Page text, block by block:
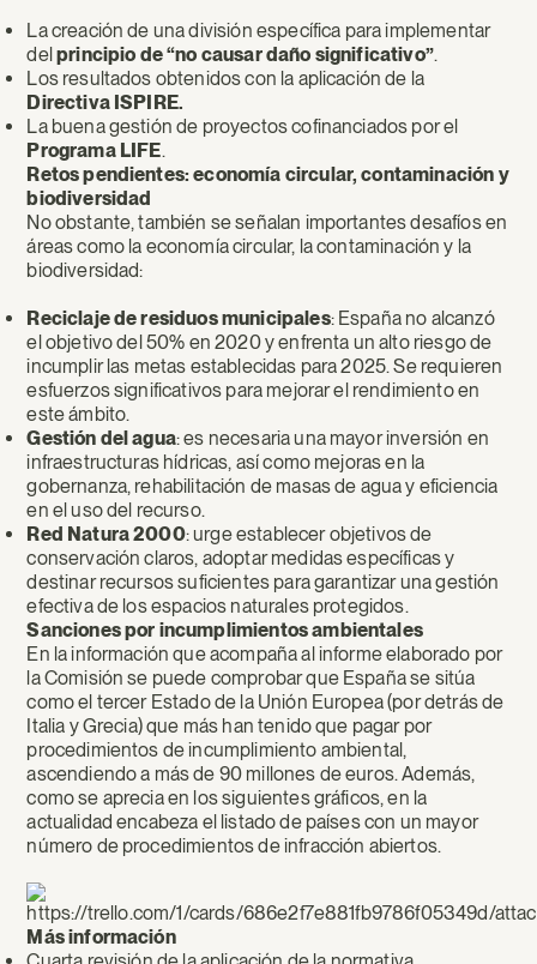
La creación de una división específica para implementar
delprincipio de “no causar daño significativo”.
Los resultados obtenidos con la aplicación de la
Directiva ISPIRE.
La buena gestión de proyectos cofinanciados por el
Programa LIFE.
Retos pendientes: economía circular, contaminación y
biodiversidad
No obstante, también se señalan importantes desafíos en
áreas como la economía circular, la contaminación y la
biodiversidad:
Reciclaje de residuos municipales: España no alcanzó
el objetivo del 50% en 2020 y enfrenta un alto riesgo de
incumplir las metas establecidas para 2025. Se requieren
esfuerzos significativos para mejorar el rendimiento en
este ámbito.
Gestión del agua: es necesaria una mayor inversión en
infraestructuras hídricas, así como mejoras en la
gobernanza, rehabilitación de masas de agua y eficiencia
en el uso del recurso.
Red Natura 2000: urge establecer objetivos de
conservación claros, adoptar medidas específicas y
destinar recursos suficientes para garantizar una gestión
efectiva de los espacios naturales protegidos.
Sanciones por incumplimientos ambientales
En la información que acompaña al informe elaborado por
la Comisión se puede comprobar que España se sitúa
como el tercer Estado de la Unión Europea (por detrás de
Italia y Grecia) que más han tenido que pagar por
procedimientos de incumplimiento ambiental,
ascendiendo a más de 90 millones de euros. Además,
como se aprecia en los siguientes gráficos, en la
actualidad encabeza el listado de países con un mayor
número de procedimientos de infracción abiertos.
Más información